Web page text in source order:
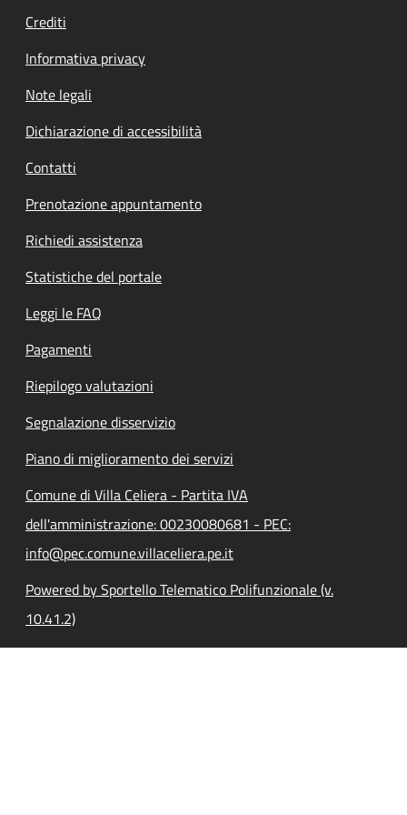
Crediti
Informativa privacy
Note legali
Dichiarazione di accessibilità
Contatti
Prenotazione appuntamento
Richiedi assistenza
Statistiche del portale
Leggi le FAQ
Pagamenti
Riepilogo valutazioni
Segnalazione disservizio
Piano di miglioramento dei servizi
Comune di Villa Celiera - Partita IVA
dell'amministrazione: 00230080681 - PEC:
info@pec.comune.villaceliera.pe.it
Powered by Sportello Telematico Polifunzionale (v.
10.41.2)